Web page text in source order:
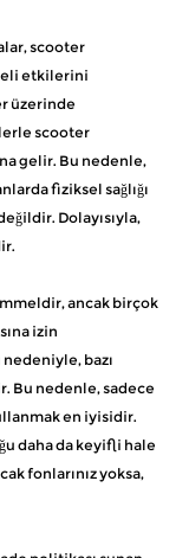
scooter
etkilerini
üzerinde
scooter
gelir. Bu nedenle,
fiziksel sağlığı
Dolayısıyla,
ancak birçok
izin
bazı
Bu nedenle, sadece
en iyisidir.
daha da keyifli hale
fonlarınız yoksa,